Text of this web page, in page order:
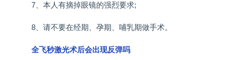
7、本人有摘掉眼镜的强烈要求;
8、请不要在经期、孕期、哺乳期做手术。
全飞秒激光术后会出现反弹吗